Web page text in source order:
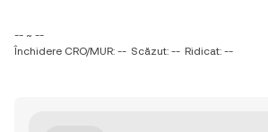
-- ~ --
Închidere CRO/MUR: -- Scăzut: -- Ridicat: --